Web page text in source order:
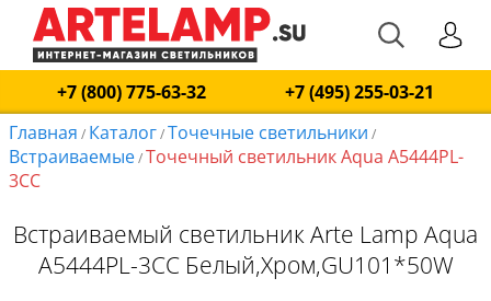
+7 (800) 775-63-32
+7 (495) 255-03-21
Главная / Каталог/Точечные светильники /
Встраиваемые/Точечный светильник Aqua A5444PL-
3CC
Встраиваемый светильник Arte Lamp Aqua
A5444PL-3CC Белый,Хром,GU101*50W